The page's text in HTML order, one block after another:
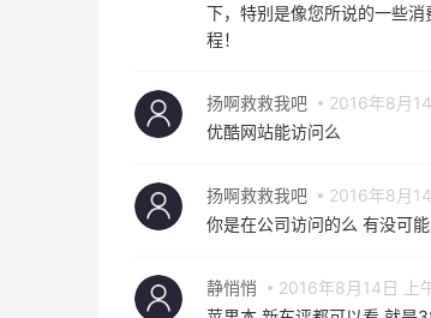
下，特别是像您所说的一些
程！
扬啊救救我吧
2016年8月
优酷网站能访问么
扬啊救救我吧
2016年8月
你是在公司访问的么 有没可
静悄悄
2016年8月14日 上